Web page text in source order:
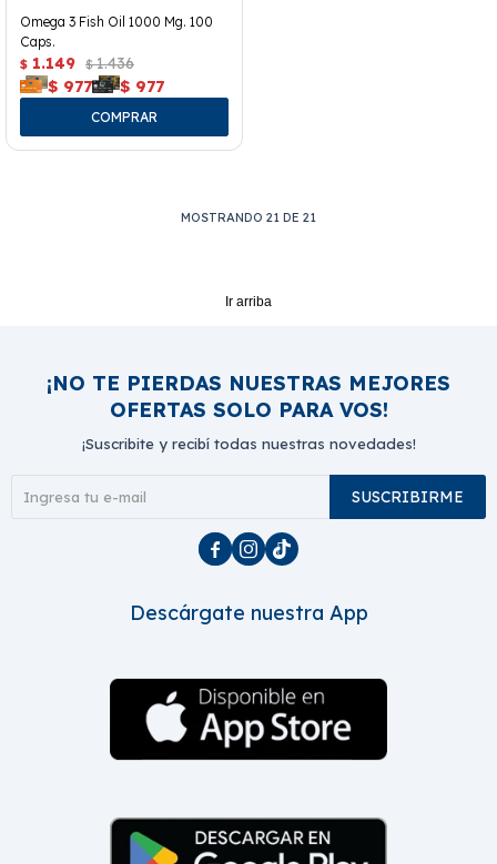
Omega 3 Fish Oil 1000 Mg. 100
Caps.
$ 1.149 $ 1.436
$ 977 $ 977
MOSTRANDO 21 DE 21
Ir arriba
¡NO TE PIERDAS NUESTRAS MEJORES
OFERTAS SOLO PARA VOS!
¡Suscribite y recibí todas nuestras novedades!
SUSCRIBIRME
  
Descárgate nuestra App